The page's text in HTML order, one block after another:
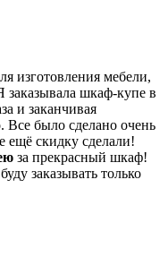
изготовления мебели,
шкаф-купе в
и заканчивая
было сделано очень
ещё скидку сделали!
за прекрасный шкаф!
заказывать только